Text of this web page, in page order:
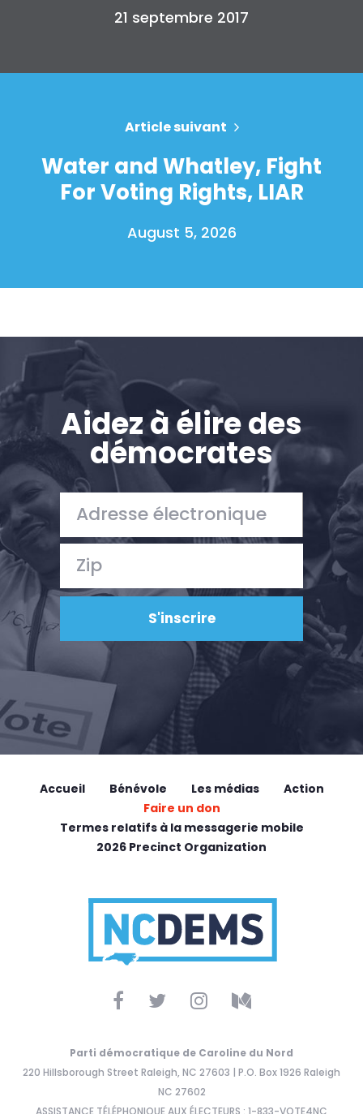
Presse
Votre fête
Action
Vote
Faire un don
21 septembre 2017
Article suivant
Water and Whatley, Fight
For Voting Rights, LIAR
August 5, 2026
Aidez à élire des
démocrates
Accueil Bénévole Les médias
Action
Faire un don
Termes relatifs à la messagerie mobile
2026 Precinct Organization
Parti démocratique de Caroline du Nord
220 Hillsborough Street Raleigh, NC 27603 | P.O. Box 1926 Raleigh
NC 27602
ASSISTANCE TÉLÉPHONIQUE AUX ÉLECTEURS : 1-833-VOTE4NC